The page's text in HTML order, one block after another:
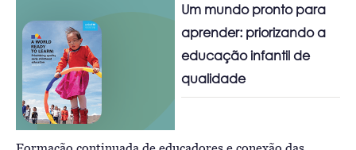
Um mundo pronto para
aprender: priorizando a
educação infantil de
qualidade